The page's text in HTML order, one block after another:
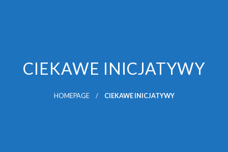
CIEKAWE INICJATYWY
HOMEPAGE CIEKAWE INICJATYWY